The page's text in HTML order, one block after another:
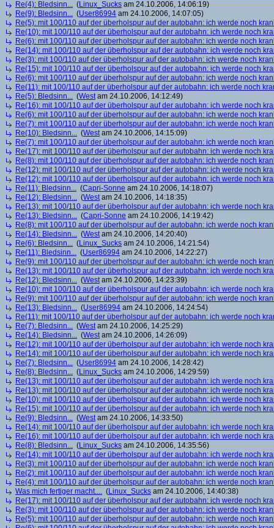
Re(4): Bledsinn... (Linux_Sucks am 24.10.2006, 14:06:19)
Re(9): Bledsinn... (User86994 am 24.10.2006, 14:07:05)
Re(5): mit 100/110 auf der überholspur auf der autobahn: ich werde noch
Re(10): mit 100/110 auf der überholspur auf der autobahn: ich werde noch
Re(6): mit 100/110 auf der überholspur auf der autobahn: ich werde noch
Re(14): mit 100/110 auf der überholspur auf der autobahn: ich werde noch
Re(3): mit 100/110 auf der überholspur auf der autobahn: ich werde noch
Re(15): mit 100/110 auf der überholspur auf der autobahn: ich werde noch
Re(6): mit 100/110 auf der überholspur auf der autobahn: ich werde noch
Re(11): mit 100/110 auf der überholspur auf der autobahn: ich werde noch
Re(5): Bledsinn... (Westam 24.10.2006, 14:12:49)
Re(16): mit 100/110 auf der überholspur auf der autobahn: ich werde noch
Re(6): mit 100/110 auf der überholspur auf der autobahn: ich werde noch
Re(7): mit 100/110 auf der überholspur auf der autobahn: ich werde noch
Re(10): Bledsinn... (Westam 24.10.2006, 14:15:09)
Re(7): mit 100/110 auf der überholspur auf der autobahn: ich werde noch
Re(17): mit 100/110 auf der überholspur auf der autobahn: ich werde noch
Re(8): mit 100/110 auf der überholspur auf der autobahn: ich werde noch
Re(12): mit 100/110 auf der überholspur auf der autobahn: ich werde noch
Re(12): mit 100/110 auf der überholspur auf der autobahn: ich werde noch
Re(11): Bledsinn... (Capri-Sonne am 24.10.2006, 14:18:07)
Re(12): Bledsinn... (Westam 24.10.2006, 14:18:35)
Re(13): mit 100/110 auf der überholspur auf der autobahn: ich werde noch
Re(13): Bledsinn... (Capri-Sonne am 24.10.2006, 14:19:42)
Re(8): mit 100/110 auf der überholspur auf der autobahn: ich werde noch
Re(14): Bledsinn... (Westam 24.10.2006, 14:20:40)
Re(6): Bledsinn... (Linux_Sucks am 24.10.2006, 14:21:54)
Re(11): Bledsinn... (User86994 am 24.10.2006, 14:22:27)
Re(9): mit 100/110 auf der überholspur auf der autobahn: ich werde noch
Re(13): mit 100/110 auf der überholspur auf der autobahn: ich werde noch
Re(12): Bledsinn... (Westam 24.10.2006, 14:23:39)
Re(10): mit 100/110 auf der überholspur auf der autobahn: ich werde noch
Re(9): mit 100/110 auf der überholspur auf der autobahn: ich werde noch
Re(13): Bledsinn... (User86994 am 24.10.2006, 14:24:54)
Re(11): mit 100/110 auf der überholspur auf der autobahn: ich werde noch
Re(7): Bledsinn... (Westam 24.10.2006, 14:25:29)
Re(14): Bledsinn... (Westam 24.10.2006, 14:26:09)
Re(12): mit 100/110 auf der überholspur auf der autobahn: ich werde noch
Re(14): mit 100/110 auf der überholspur auf der autobahn: ich werde noch
Re(7): Bledsinn... (User86994 am 24.10.2006, 14:28:42)
Re(8): Bledsinn... (Linux_Sucks am 24.10.2006, 14:29:59)
Re(13): mit 100/110 auf der überholspur auf der autobahn: ich werde noch
Re(13): mit 100/110 auf der überholspur auf der autobahn: ich werde noch
Re(10): mit 100/110 auf der überholspur auf der autobahn: ich werde noch
Re(15): mit 100/110 auf der überholspur auf der autobahn: ich werde noch
Re(9): Bledsinn... (Westam 24.10.2006, 14:33:50)
Re(14): mit 100/110 auf der überholspur auf der autobahn: ich werde noch
Re(16): mit 100/110 auf der überholspur auf der autobahn: ich werde noch
Re(8): Bledsinn... (Linux_Sucks am 24.10.2006, 14:35:56)
Re(14): mit 100/110 auf der überholspur auf der autobahn: ich werde noch
Re(3): mit 100/110 auf der überholspur auf der autobahn: ich werde noch
Re(2): mit 100/110 auf der überholspur auf der autobahn: ich werde noch
Re(4): mit 100/110 auf der überholspur auf der autobahn: ich werde noch
Was mich fertiger macht.... (Linux_Sucks am 24.10.2006, 14:40:38)
Re(17): mit 100/110 auf der überholspur auf der autobahn: ich werde noch
Re(3): mit 100/110 auf der überholspur auf der autobahn: ich werde noch
Re(5): mit 100/110 auf der überholspur auf der autobahn: ich werde noch